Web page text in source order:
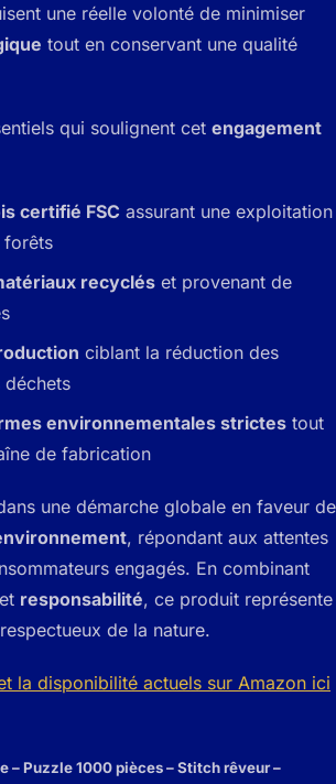
une réelle volonté de minimiser
tout en conservant une qualité
qui soulignent cet engagement
certifié FSC assurant une exploitation
forêts
recyclés et provenant de
ciblant la réduction des
déchets
environnementales strictes tout
de fabrication
une démarche globale en faveur de
, répondant aux attentes
engagés. En combinant
et responsabilité, ce produit représente
de la nature.
la disponibilité actuels sur Amazon ici
– Puzzle 1000 pièces – Stitch rêveur –